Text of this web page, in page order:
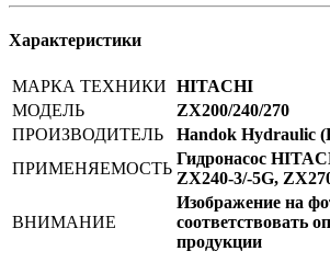
Характеристики
МАРКА ТЕХНИКИ HITACHI
МОДЕЛЬ
ZX200/240/270
ПРОИЗВОДИТЕЛЬ
Handok Hydraulic
ПРИМЕНЯЕМОСТЬ
Гидронасос
ZX240-3/-5G,
ВНИМАНИЕ
Изображение на
соответствовать
продукции